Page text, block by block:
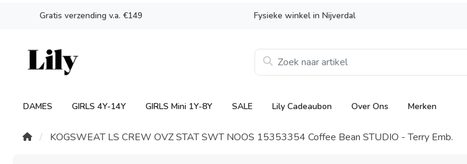
Gratis verzending v.a. €149 Fysieke winkel in Nijverdal
DAMES GIRLS 4Y-14Y GIRLS Mini 1Y-8Y SALE Lily Cadeaubon Over Ons Merken
KOGSWEAT LS CREW OVZ STAT SWT NOOS 15353354 Coffee Bean STUDIO - Terry Emb.